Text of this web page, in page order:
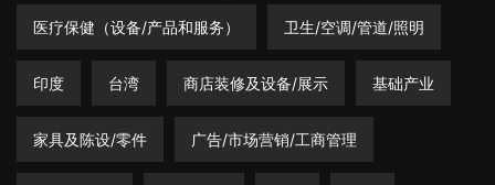
医疗保健（设备/产品和服务） 卫生/空调/管道/照明
印度 台湾 商店装修及设备/展示 基础产业
家具及陈设/零件 广告/市场营销/工商管理